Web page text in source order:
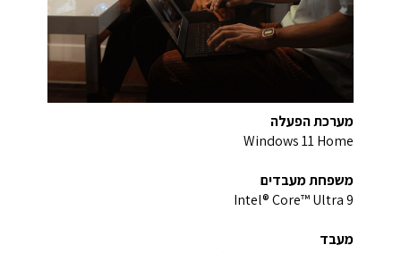
מערכת הפעלה
Windows 11 Home
משפחת מעבדים
Intel® Core™ Ultra 9
מעבד